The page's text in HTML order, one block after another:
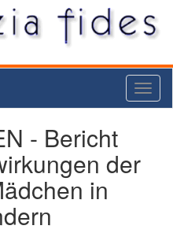
- Bericht
der
in